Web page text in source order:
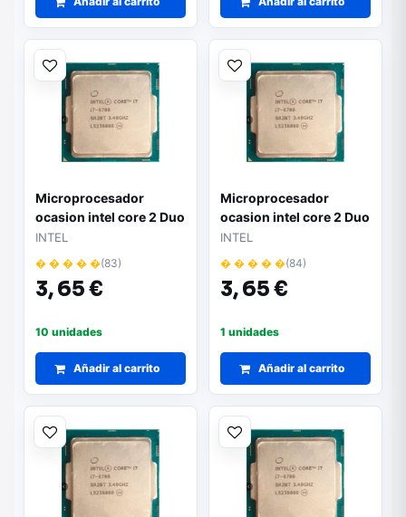
Microprocesador
ocasion intel core 2 Duo
6550
INTEL
� � � � �(83)
3,65 €
10 unidades
Añadir al carrito
Microprocesador
ocasion intel core 2 Duo
6570
INTEL
� � � � �(84)
3,65 €
1 unidades
Añadir al carrito